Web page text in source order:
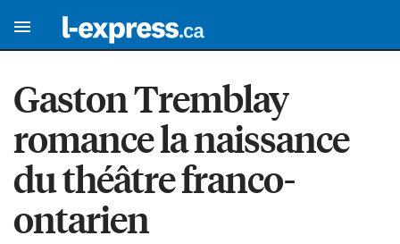
Gaston Tremblay
romance la naissance
du théâtre franco-
ontarien